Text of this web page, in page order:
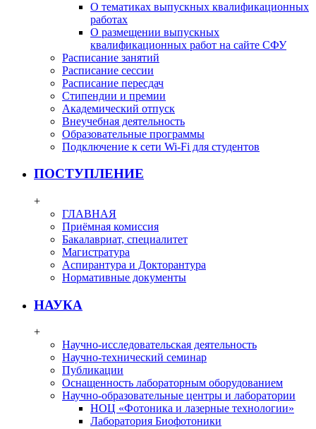
О тематиках выпускных квалификационных
работах
О размещении выпускных
квалификационных работ на сайте СФУ
Расписание занятий
Расписание сессии
Расписание пересдач
Стипендии и премии
Академический отпуск
Внеучебная деятельность
Образовательные программы
Подключение к сети Wi-Fi для студентов
ПОСТУПЛЕНИЕ
+
ГЛАВНАЯ
Приёмная комиссия
Бакалавриат, специалитет
Магистратура
Аспирантура и Докторантура
Нормативные документы
НАУКА
+
Научно-исследовательская деятельность
Научно-технический семинар
Публикации
Оснащенность лабораторным оборудованием
Научно-образовательные центры и лаборатории
НОЦ «Фотоника и лазерные технологии»
Лаборатория Биофотоники